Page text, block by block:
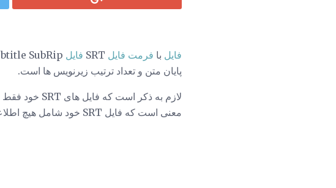
فایل با فرمت فایل فایل
پایان متن و تعداد ترتیب زیرنویس ها است.
لازم به ذکر است که فایل های SRT خود فقط
معنی است که فایل SRT خود شامل هیچ اطلاعات ویدیویی یا صوتی نیست.